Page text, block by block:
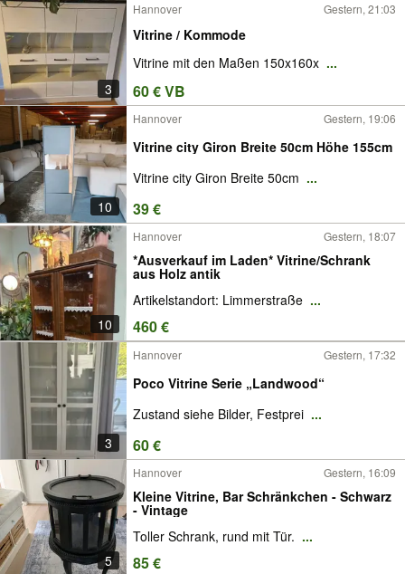
3
Hannover Gestern, 21:03
Vitrine / Kommode
Vitrine mit den Maßen 150x160x ...
60 € VB
10
Hannover Gestern, 19:06
Vitrine city Giron Breite 50cm Höhe 155cm
Vitrine city Giron Breite 50cm ...
39 €
10
Hannover Gestern, 18:07
*Ausverkauf im Laden* Vitrine/Schrank
aus Holz antik
Artikelstandort: Limmerstraße ...
460 €
3
Hannover Gestern, 17:32
Poco Vitrine Serie „Landwood“
Zustand siehe Bilder, Festprei ...
60 €
5
Hannover Gestern, 16:09
Kleine Vitrine, Bar Schränkchen - Schwarz
- Vintage
Toller Schrank, rund mit Tür. ...
85 €